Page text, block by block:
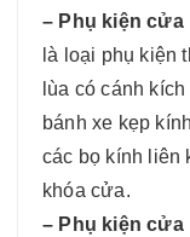
– Phụ kiện
là loại phụ kiện
lùa có cánh
bánh xe kẹp
các bọ kính liên
khóa cửa.
– Phụ kiện